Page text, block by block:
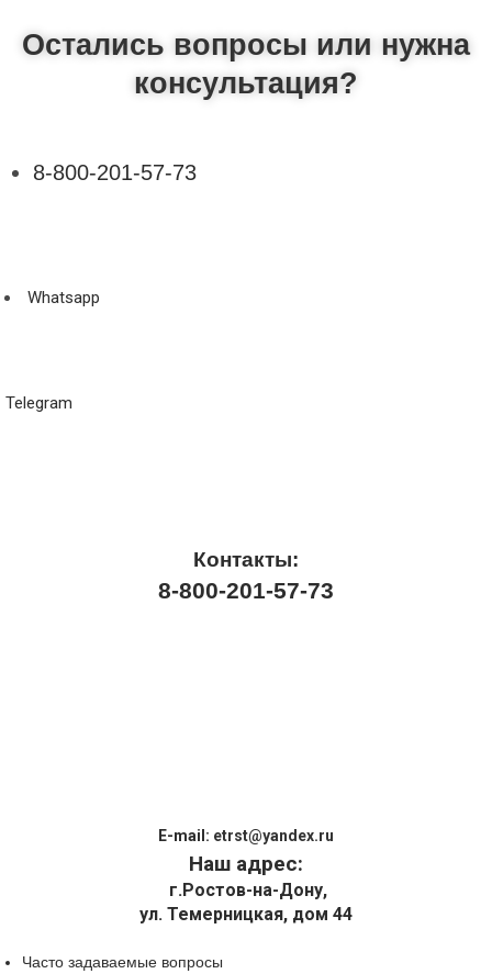
Остались вопросы или нужна
консультация?
8-800-201-57-73
Whatsapp
Telegram
Контакты:
8-800-201-57-73
E-mail: etrst@yandex.ru
Наш адрес:
г.Ростов-на-Дону,
ул. Темерницкая, дом 44
Часто задаваемые вопросы